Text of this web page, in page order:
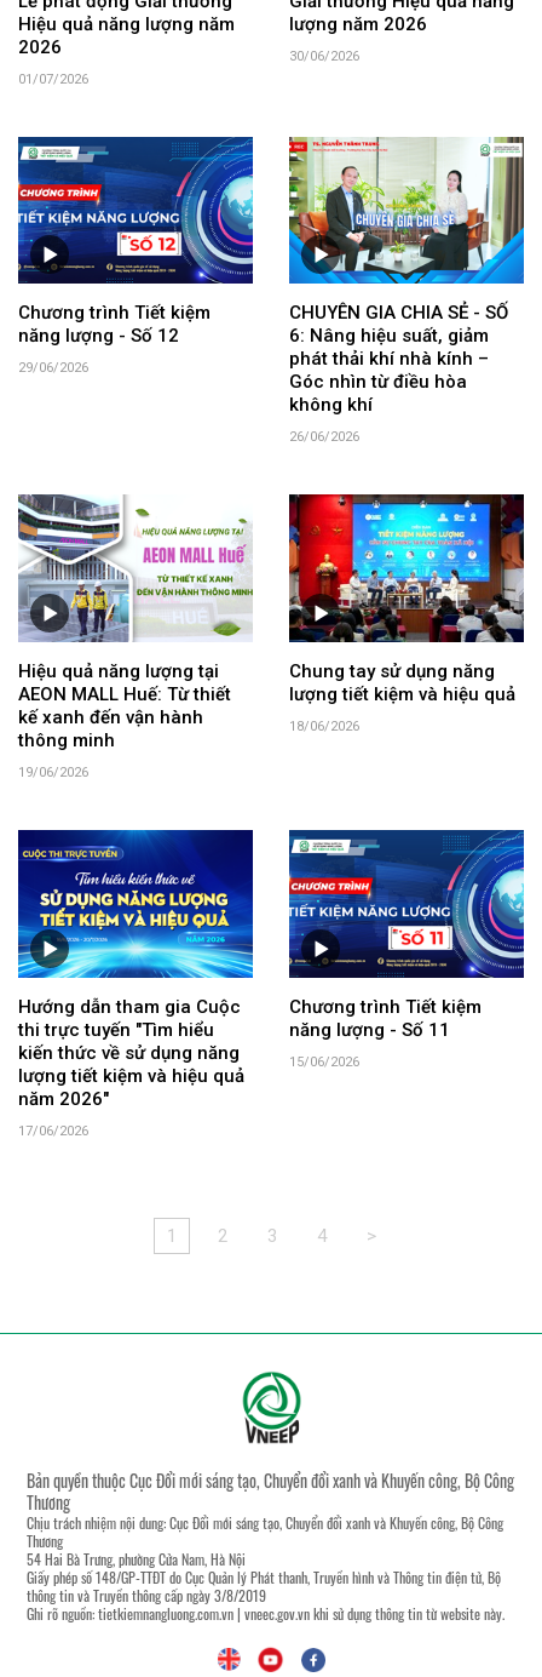
Hiệu quả năng lượng năm
2026
01/07/2026
lượng năm 2026
30/06/2026
Chương trình Tiết kiệm
năng lượng - Số 12
29/06/2026
CHUYÊN GIA CHIA SẺ - SỐ
6: Nâng hiệu suất, giảm
phát thải khí nhà kính –
Góc nhìn từ điều hòa
không khí
26/06/2026
Hiệu quả năng lượng tại
AEON MALL Huế: Từ thiết
kế xanh đến vận hành
thông minh
19/06/2026
Chung tay sử dụng năng
lượng tiết kiệm và hiệu quả
18/06/2026
Hướng dẫn tham gia Cuộc
thi trực tuyến "Tìm hiểu
kiến thức về sử dụng năng
lượng tiết kiệm và hiệu quả
năm 2026"
17/06/2026
Chương trình Tiết kiệm
năng lượng - Số 11
15/06/2026
1 2 3 4 >
Bản quyền thuộc Cục Đổi mới sáng tạo, Chuyển đổi xanh và Khuyến công, Bộ Công
Thương
Chịu trách nhiệm nội dung: Cục Đổi mới sáng tạo, Chuyển đổi xanh và Khuyến công, Bộ Công
Thương
54 Hai Bà Trưng, phường Cửa Nam, Hà Nội
Giấy phép số 148/GP-TTĐT do Cục Quản lý Phát thanh, Truyền hình và Thông tin điện tử, Bộ
thông tin và Truyền thông cấp ngày 3/8/2019
Ghi rõ nguồn:tietkiemnangluong.com.vn| vneec.gov.vnkhi sử dụng thông tin từ website này.